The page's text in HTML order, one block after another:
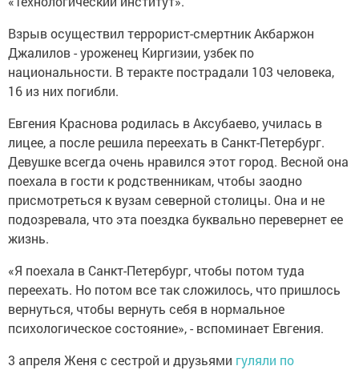
Взрыв осуществил террорист-смертник Акбаржон
Джалилов - уроженец Киргизии, узбек по
национальности. В теракте пострадали 103 человека,
16 из них погибли.
Евгения Краснова родилась в Аксубаево, училась в
лицее, а после решила переехать в Санкт-Петербург.
Девушке всегда очень нравился этот город. Весной она
поехала в гости к родственникам, чтобы заодно
присмотреться к вузам северной столицы. Она и не
подозревала, что эта поездка буквально перевернет ее
жизнь.
«Я поехала в Санкт-Петербург, чтобы потом туда
переехать. Но потом все так сложилось, что пришлось
вернуться, чтобы вернуть себя в нормальное
психологическое состояние», - вспоминает Евгения.
3 апреля Женя с сестрой и друзьями гуляли по